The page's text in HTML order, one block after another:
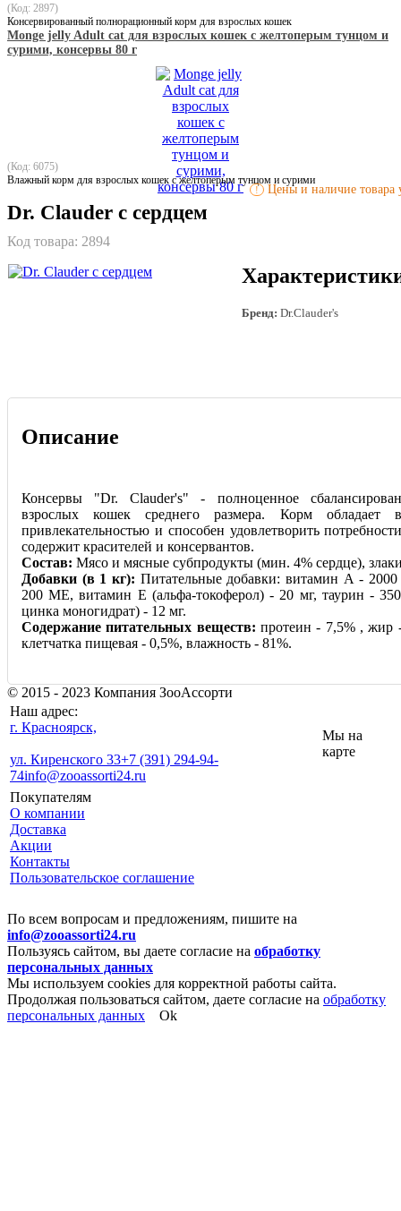
(Код: 2897)
Консервированный полнорационный корм для взрослых кошек
Monge jelly Adult cat для взрослых кошек с желтоперым тунцом и
сурими, консервы 80 г
(Код: 6075)
Влажный корм для взрослых кошек с желтоперым тунцом и сурими
! Цены и наличие товара
Dr. Clauder с сердцем
Код товара: 2894
Бренд: Dr.Clauder's
Описание
Консервы "Dr. Clauder's" - полноценное
взрослых кошек среднего размера. Корм обладает
привлекательностью и способен удовлетворить
содержит красителей и консервантов.
Состав: Мясо и мясные субпродукты (мин. 4% сердце),
Добавки (в 1 кг): Питательные добавки: витамин А -
200 МЕ, витамин Е (альфа-токоферол) - 20 мг, таурин -
цинка моногидрат) - 12 мг.
Содержание питательных веществ: протеин - 7,5% , жир
клетчатка пищевая - 0,5%, влажность - 81%.
© 2015 - 2023 Компания ЗооАссорти
Наш адрес:
г. Красноярск,
ул. Киренского 33+7 (391) 294-94-
74info@zooassorti24.ru
Мы на
карте
Покупателям
О компании
Доставка
Акции
Контакты
Пользовательское соглашение
По всем вопросам и предложениям, пишите на
info@zooassorti24.ru
Пользуясь сайтом, вы даете согласие на обработку
персональных данных
Мы используем cookies для корректной работы сайта.
Продолжая пользоваться сайтом, даете согласие на обработку
персональных данных
Ok